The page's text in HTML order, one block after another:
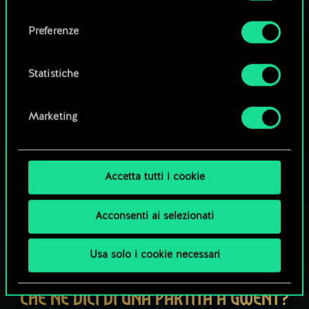
Tutti i dettagli su come utilizziamo i cookie e su
disponibili nel menu "Impostazioni" qui sotto.
Preferenze
Statistiche
Marketing
Accetta tutti i cookie
Acconsenti ai selezionati
Usa solo i cookie necessari
Esplora i mazzi della community
CHE NE DICI DI UNA PARTITA A GWENT?